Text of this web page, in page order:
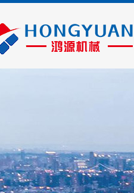
解鸿源
态新闻